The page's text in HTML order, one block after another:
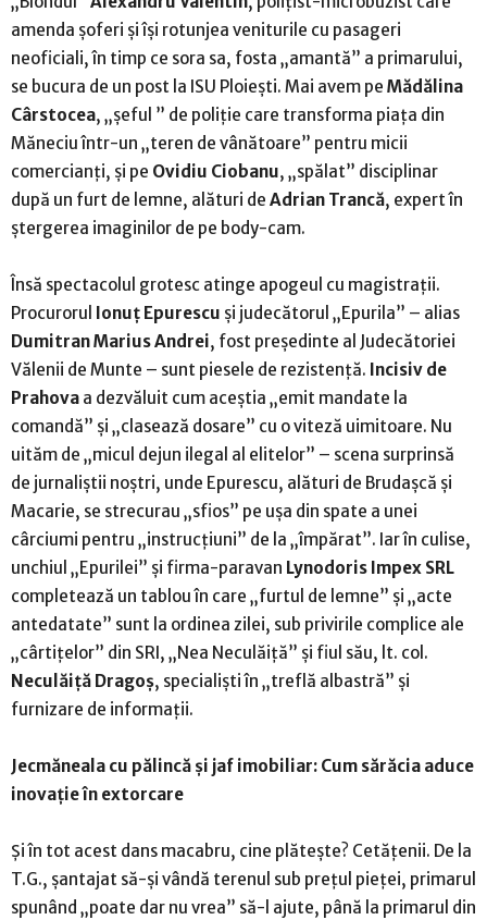
amenda șoferi și își rotunjea veniturile cu pasageri
neoficiali, în timp ce sora sa, fosta „amantă” a primarului,
se bucura de un post la ISU Ploiești. Mai avem pe Mădălina
Cârstocea, „șeful ” de poliție care transforma piața din
Măneciu într-un „teren de vânătoare” pentru micii
comercianți, și pe Ovidiu Ciobanu, „spălat” disciplinar
după un furt de lemne, alături de Adrian Trancă, expert în
ștergerea imaginilor de pe body-cam.
Însă spectacolul grotesc atinge apogeul cu magistrații.
Procurorul Ionuț Epurescu și judecătorul „Epurila” – alias
Dumitran Marius Andrei, fost președinte al Judecătoriei
Vălenii de Munte – sunt piesele de rezistență. Incisiv de
Prahova a dezvăluit cum aceștia „emit mandate la
comandă” și „clasează dosare” cu o viteză uimitoare. Nu
uităm de „micul dejun ilegal al elitelor” – scena surprinsă
de jurnaliștii noștri, unde Epurescu, alături de Brudașcă și
Macarie, se strecurau „sfios” pe ușa din spate a unei
cârciumi pentru „instrucțiuni” de la „împărat”. Iar în culise,
unchiul „Epurilei” și firma-paravan Lynodoris Impex SRL
completează un tablou în care „furtul de lemne” și „acte
antedatate” sunt la ordinea zilei, sub privirile complice ale
„cârtițelor” din SRI, „Nea Neculăiță” și fiul său, lt. col.
Neculăiță Dragoș, specialiști în „treflă albastră” și
furnizare de informații.
Jecmăneala cu pălincă și jaf imobiliar: Cum sărăcia aduce
inovație în extorcare
Și în tot acest dans macabru, cine plătește? Cetățenii. De la
T.G., șantajat să-și vândă terenul sub prețul pieței, primarul
spunând „poate dar nu vrea” să-l ajute, până la primarul din